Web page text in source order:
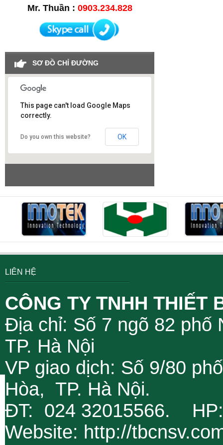
Mr. Thuần : 0903.234.828
SƠ ĐỒ CHỈ ĐƯỜNG
Công ty SAO VIỆT
This page can't load Google Maps
correctly.
Do you own this website? OK
LIÊN HỆ
CÔNG TY TNHH THIẾT
Địa chỉ: Số 7 ngõ 82
TP. Hà Nội
VP giao dịch: Số 9/80
Hòa, TP. Hà Nội.
ĐT: 024 32015566.
Website: http://